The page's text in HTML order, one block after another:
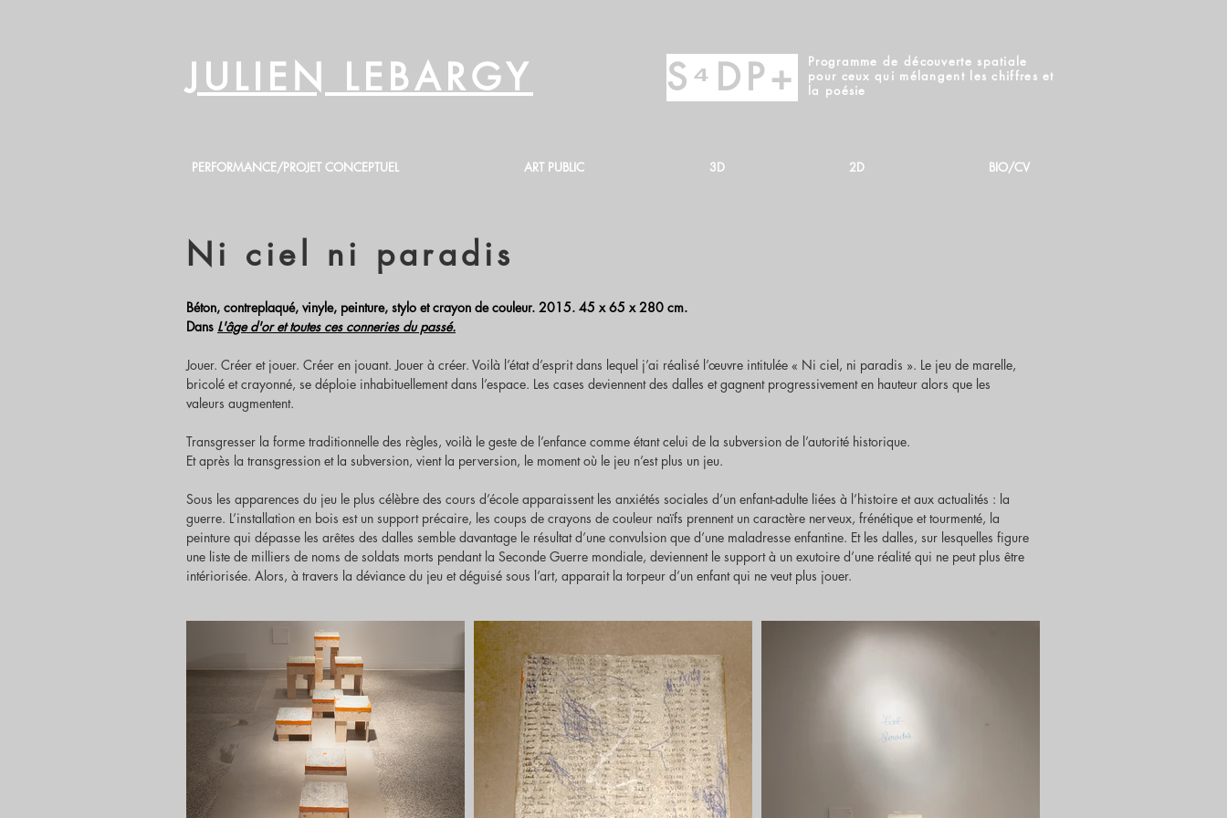
JULIEN LEBARGY S⁴DP+
Programme de découverte spatiale
pour ceux qui mélangent les chiffres et
la poésie
PERFORMANCE/PROJET CONCEPTUEL ART PUBLIC 3D 2D BIO/CV
Ni ciel ni paradis
Béton, contreplaqué, vinyle, peinture, stylo et crayon de couleur. 2015. 45 x 65 x 280 cm.
Dans L'âge d'or et toutes ces conneries du passé.
Jouer. Créer et jouer. Créer en jouant. Jouer à créer. Voilà l’état d’esprit dans lequel j’ai réalisé l’œuvre intitulée « Ni ciel, ni paradis ». Le jeu de marelle,
bricolé et crayonné, se déploie inhabituellement dans l’espace. Les cases deviennent des dalles et gagnent progressivement en hauteur alors que les
valeurs augmentent.
Transgresser la forme traditionnelle des règles, voilà le geste de l’enfance comme étant celui de la subversion de l’autorité historique.
Et après la transgression et la subversion, vient la perversion, le moment où le jeu n’est plus un jeu.
Sous les apparences du jeu le plus célèbre des cours d’école apparaissent les anxiétés sociales d’un enfant-adulte liées à l’histoire et aux actualités : la
guerre. L’installation en bois est un support précaire, les coups de crayons de couleur naïfs prennent un caractère nerveux, frénétique et tourmenté, la
peinture qui dépasse les arêtes des dalles semble davantage le résultat d’une convulsion que d’une maladresse enfantine. Et les dalles, sur lesquelles figure
une liste de milliers de noms de soldats morts pendant la Seconde Guerre mondiale, deviennent le support à un exutoire d’une réalité qui ne peut plus être
intériorisée. Alors, à travers la déviance du jeu et déguisé sous l’art, apparait la torpeur d’un enfant qui ne veut plus jouer.